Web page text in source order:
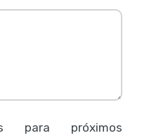
para próximos